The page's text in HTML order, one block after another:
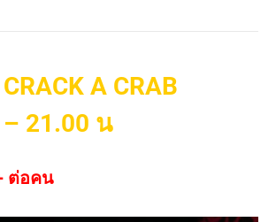
A CRAB
21.00 น
ต่อคน